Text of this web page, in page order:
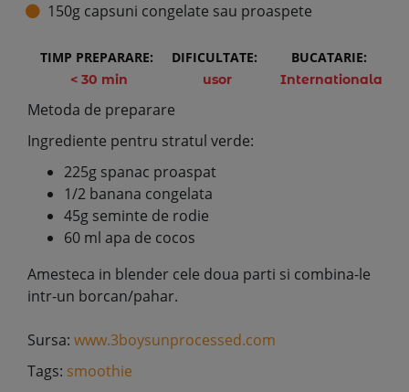
TIMP PREPARARE:
< 30 min
DIFICULTATE:
usor
BUCATARIE:
Internationala
Metoda de preparare
Ingrediente pentru stratul verde:
225g spanac proaspat
1/2 banana congelata
45g seminte de rodie
60 ml apa de cocos
Amesteca in blender cele doua parti si combina-le
intr-un borcan/pahar.
Sursa: www.3boysunprocessed.com
Tags: smoothie
150g capsuni congelate sau proaspete